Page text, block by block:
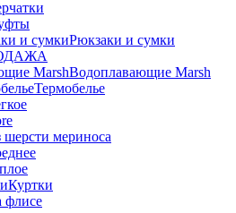
Рюкзаки и сумки
Водоплавающие Marsh
Термобелье
шерсти мериноса
Куртки
флисе